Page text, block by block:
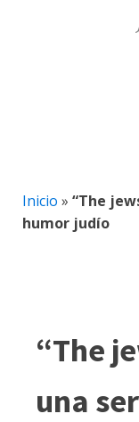
Inicio » “The
humor judío
“The
una